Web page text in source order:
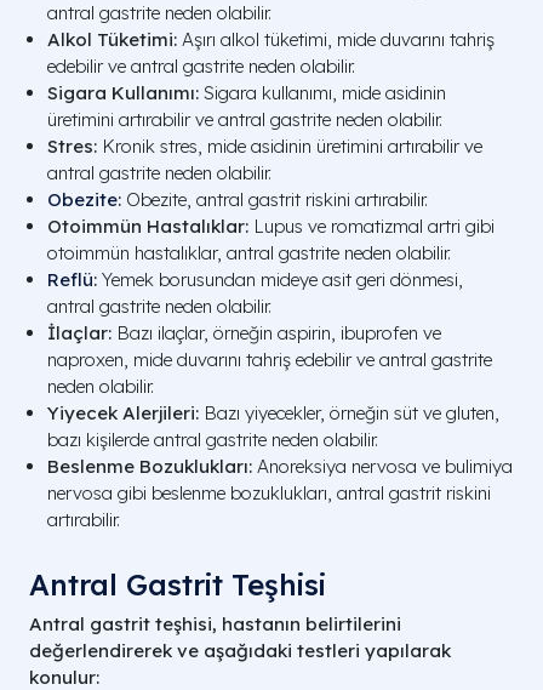
antral gastrite neden olabilir.
Alkol Tüketimi: Aşırı alkol tüketimi, mide duvarını tahriş
edebilir ve antral gastrite neden olabilir.
Sigara Kullanımı: Sigara kullanımı, mide asidinin
üretimini artırabilir ve antral gastrite neden olabilir.
Stres: Kronik stres, mide asidinin üretimini artırabilir ve
antral gastrite neden olabilir.
Obezite: Obezite, antral gastrit riskini artırabilir.
Otoimmün Hastalıklar: Lupus ve romatizmal artri gibi
otoimmün hastalıklar, antral gastrite neden olabilir.
Reflü: Yemek borusundan mideye asit geri dönmesi,
antral gastrite neden olabilir.
İlaçlar: Bazı ilaçlar, örneğin aspirin, ibuprofen ve
naproxen, mide duvarını tahriş edebilir ve antral gastrite
neden olabilir.
Yiyecek Alerjileri: Bazı yiyecekler, örneğin süt ve gluten,
bazı kişilerde antral gastrite neden olabilir.
Beslenme Bozuklukları: Anoreksiya nervosa ve bulimiya
nervosa gibi beslenme bozuklukları, antral gastrit riskini
artırabilir.
Antral Gastrit Teşhisi
Antral gastrit teşhisi, hastanın belirtilerini
değerlendirerek ve aşağıdaki testleri yapılarak
konulur: